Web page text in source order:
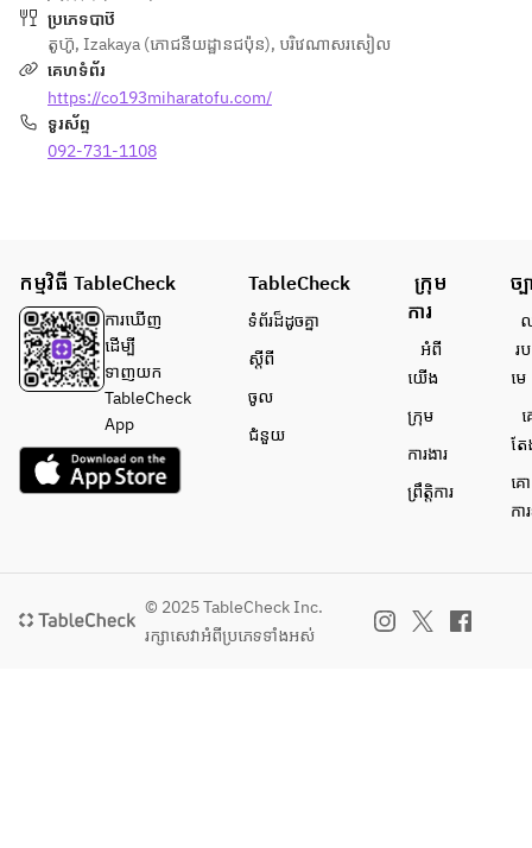
ប្រភេទបាឋ៊
តូហ៊ូ, Izakaya (ភោជនីយដ្ឋានជប៉ុន), បរិវេណាសរសៀល
គេហទំព័រ
https://co193miharatofu.com/
ទូរស័ព្ទ
092-731-1108
កម្មវិធី TableCheck
ការ​ឃើញ
ដើម្បី​
ទាញយក
TableCheck
App
TableCheck
ទំព័រ​ដ៏ដូចគ្នា
ស្តីពី
ចូល
ជំនួយ
ក្រុម
ការ
អំពី​
យើង
ក្រុម
ការងារ
ព្រឹត្តិការ
ច្
រ
មេ
តែ
គ
កា
© 2025 TableCheck Inc.
រក្សាសេវា​អំពីប្រភេទទាំងអស់